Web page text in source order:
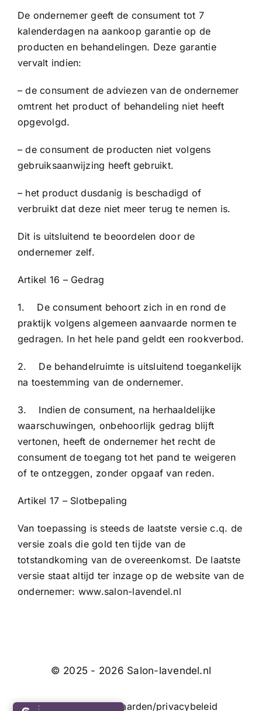
De ondernemer geeft de consument tot 7
kalenderdagen na aankoop garantie op de
producten en behandelingen. Deze garantie
vervalt indien:
– de consument de adviezen van de ondernemer
omtrent het product of behandeling niet heeft
opgevolgd.
– de consument de producten niet volgens
gebruiksaanwijzing heeft gebruikt.
– het product dusdanig is beschadigd of
verbruikt dat deze niet meer terug te nemen is.
Dit is uitsluitend te beoordelen door de
ondernemer zelf.
Artikel 16 – Gedrag
1. De consument behoort zich in en rond de
praktijk volgens algemeen aanvaarde normen te
gedragen. In het hele pand geldt een rookverbod.
2. De behandelruimte is uitsluitend toegankelijk
na toestemming van de ondernemer.
3. Indien de consument, na herhaaldelijke
waarschuwingen, onbehoorlijk gedrag blijft
vertonen, heeft de ondernemer het recht de
consument de toegang tot het pand te weigeren
of te ontzeggen, zonder opgaaf van reden.
Artikel 17 – Slotbepaling
Van toepassing is steeds de laatste versie c.q. de
versie zoals die gold ten tijde van de
totstandkoming van de overeenkomst. De laatste
versie staat altijd ter inzage op de website van de
ondernemer: www.salon-lavendel.nl
© 2025 - 2026 Salon-lavendel.nl
Algemene voorwaarden/privacybeleid